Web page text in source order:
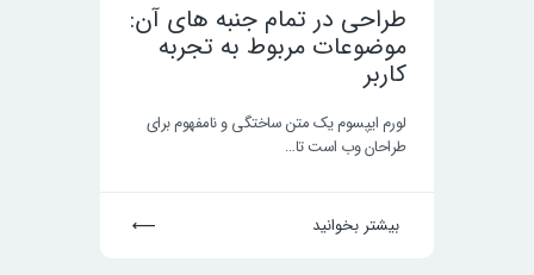
طراحی در تمام جنبه های آن:
موضوعات مربوط به تجربه
کاربر
لورم ایپسوم یک متن ساختگی و نامفهوم برای
طراحان وب است تا…
بیشتر بخوانید